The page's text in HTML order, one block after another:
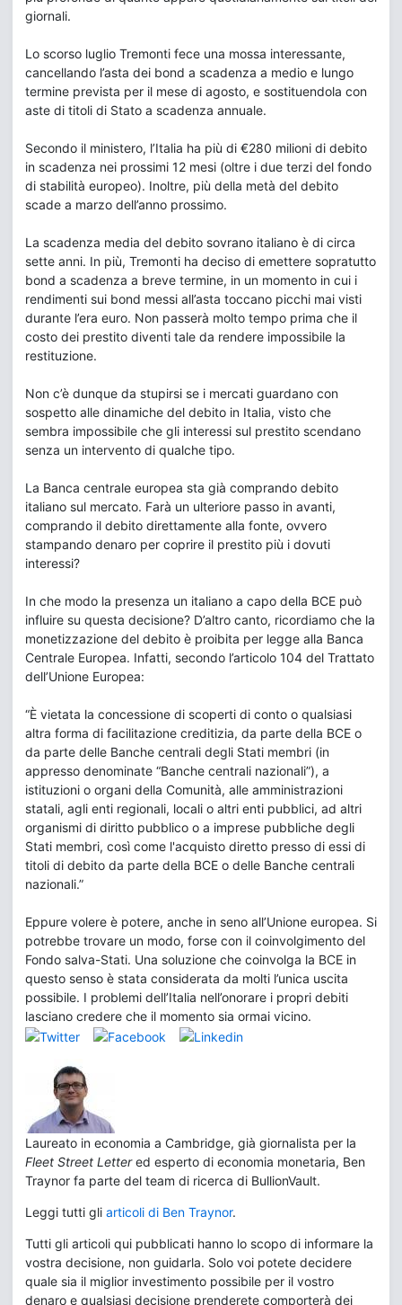
giornali.
Lo scorso luglio Tremonti fece una mossa interessante,
cancellando l’asta dei bond a scadenza a medio e lungo
termine prevista per il mese di agosto, e sostituendola con
aste di titoli di Stato a scadenza annuale.
Secondo il ministero, l’Italia ha più di €280 milioni di debito
in scadenza nei prossimi 12 mesi (oltre i due terzi del fondo
di stabilità europeo). Inoltre, più della metà del debito
scade a marzo dell’anno prossimo.
La scadenza media del debito sovrano italiano è di circa
sette anni. In più, Tremonti ha deciso di emettere sopratutto
bond a scadenza a breve termine, in un momento in cui i
rendimenti sui bond messi all’asta toccano picchi mai visti
durante l’era euro. Non passerà molto tempo prima che il
costo dei prestito diventi tale da rendere impossibile la
restituzione.
Non c’è dunque da stupirsi se i mercati guardano con
sospetto alle dinamiche del debito in Italia, visto che
sembra impossibile che gli interessi sul prestito scendano
senza un intervento di qualche tipo.
La Banca centrale europea sta già comprando debito
italiano sul mercato. Farà un ulteriore passo in avanti,
comprando il debito direttamente alla fonte, ovvero
stampando denaro per coprire il prestito più i dovuti
interessi?
In che modo la presenza un italiano a capo della BCE può
influire su questa decisione? D’altro canto, ricordiamo che la
monetizzazione del debito è proibita per legge alla Banca
Centrale Europea. Infatti, secondo l’articolo 104 del Trattato
dell’Unione Europea:
“È vietata la concessione di scoperti di conto o qualsiasi
altra forma di facilitazione creditizia, da parte della BCE o
da parte delle Banche centrali degli Stati membri (in
appresso denominate “Banche centrali nazionali”), a
istituzioni o organi della Comunità, alle amministrazioni
statali, agli enti regionali, locali o altri enti pubblici, ad altri
organismi di diritto pubblico o a imprese pubbliche degli
Stati membri, così come l'acquisto diretto presso di essi di
titoli di debito da parte della BCE o delle Banche centrali
nazionali.”
Eppure volere è potere, anche in seno all’Unione europea. Si
potrebbe trovare un modo, forse con il coinvolgimento del
Fondo salva-Stati. Una soluzione che coinvolga la BCE in
questo senso è stata considerata da molti l’unica uscita
possibile. I problemi dell’Italia nell’onorare i propri debiti
lasciano credere che il momento sia ormai vicino.
Laureato in economia a Cambridge, già giornalista per la
Fleet Street Lettered esperto di economia monetaria, Ben
Traynor fa parte del team di ricerca di BullionVault.
Leggi tutti gli articoli di Ben Traynor.
Tutti gli articoli qui pubblicati hanno lo scopo di informare la
vostra decisione, non guidarla. Solo voi potete decidere
quale sia il miglior investimento possibile per il vostro
denaro e qualsiasi decisione prenderete comporterà dei